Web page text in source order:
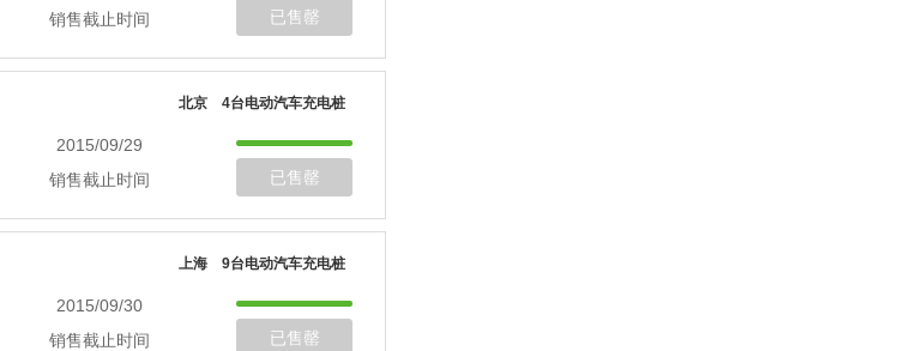
销售截止时间
已售罄
北京 4台电动汽车充电桩
2015/09/29
销售截止时间
已售罄
上海 9台电动汽车充电桩
2015/09/30
销售截止时间
已售罄